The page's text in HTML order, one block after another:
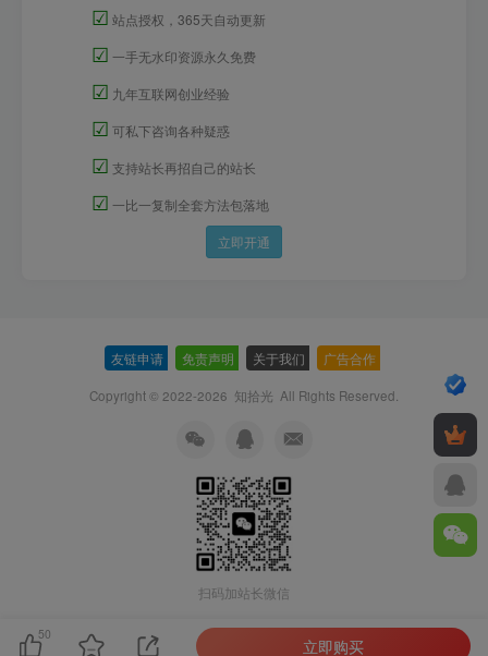
☑ 站点授权，365天自动更新
☑ 一手无水印资源永久免费
☑ 九年互联网创业经验
☑ 可私下咨询各种疑惑
☑ 支持站长再招自己的站长
☑ 一比一复制全套方法包落地
立即开通
友链申请 免责声明 关于我们 广告合作
Copyright © 2022-2026 知拾光 All Rights Reserved.
扫码加站长微信
50
立即购买